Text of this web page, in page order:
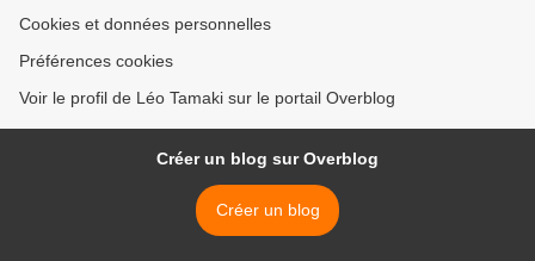
Cookies et données personnelles
Préférences cookies
Voir le profil de Léo Tamaki sur le portail Overblog
Créer un blog sur Overblog
Créer un blog